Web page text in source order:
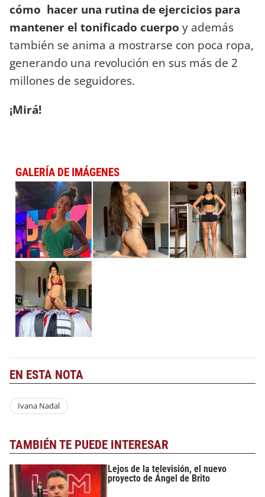
cómo hacer una rutina de ejercicios para
mantener el tonificado cuerpo y además
también se anima a mostrarse con poca ropa,
generando una revolución en sus más de 2
millones de seguidores.
¡Mirá!
GALERÍA DE IMÁGENES
EN ESTA NOTA
Ivana Nadal
TAMBIÉN TE PUEDE INTERESAR
Lejos de la televisión, el nuevo
proyecto de Ángel de Brito